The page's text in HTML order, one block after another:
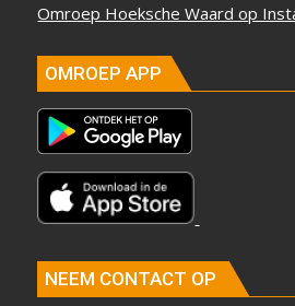
Omroep Hoeksche Waard op
OMROEP APP
NEEM CONTACT OP